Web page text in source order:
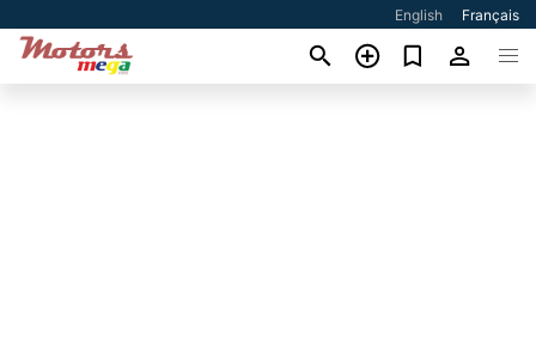
English Français